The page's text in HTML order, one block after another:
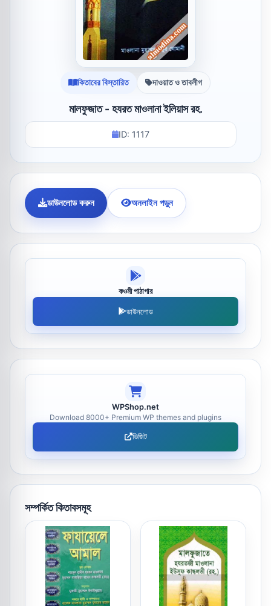
কিতাবের বিস্তারিত দাওয়াত ও তাবলীগ
মালফুজাত - হযরত মাওলানা ইলিয়াস রহ.
ID: 1117
ডাউনলোড করুন অনলাইন পড়ুন
কওমী পাঠাগার
ডাউনলোড
WPShop.net
Download 8000+ Premium WP themes and plugins
ভিজিট
সম্পর্কিত কিতাবসমূহ